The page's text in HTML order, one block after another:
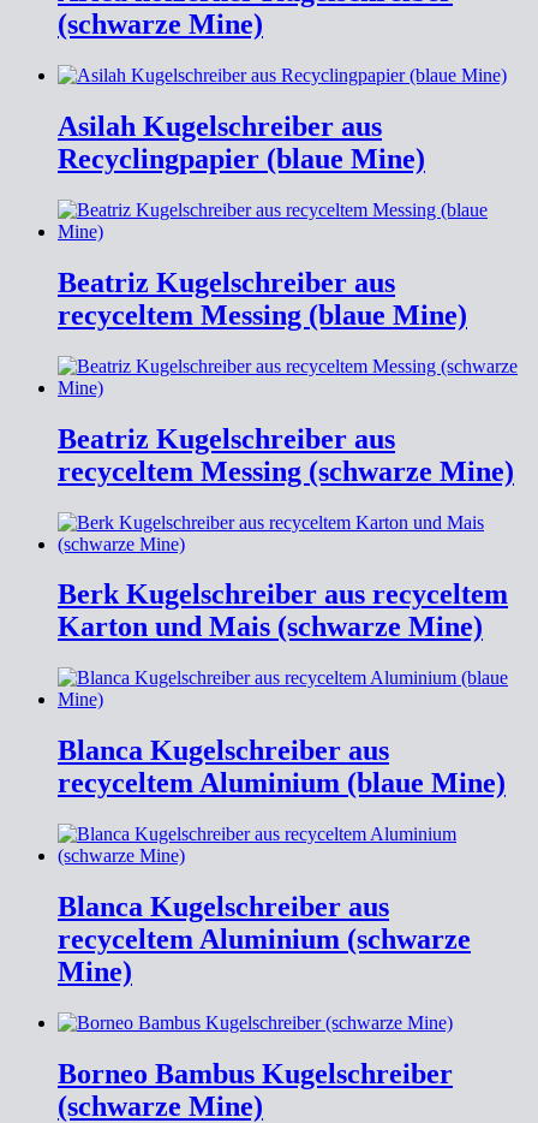
(schwarze Mine)
Asilah Kugelschreiber aus
Recyclingpapier (blaue Mine)
Beatriz Kugelschreiber aus
recyceltem Messing (blaue Mine)
Beatriz Kugelschreiber aus
recyceltem Messing (schwarze Mine)
Berk Kugelschreiber aus recyceltem
Karton und Mais (schwarze Mine)
Blanca Kugelschreiber aus
recyceltem Aluminium (blaue Mine)
Blanca Kugelschreiber aus
recyceltem Aluminium (schwarze
Mine)
Borneo Bambus Kugelschreiber
(schwarze Mine)